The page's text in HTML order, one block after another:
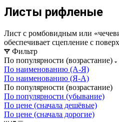
Листы рифленые
Лист с ромбовидным или
обеспечивает сцепление с
Фильтр
По популярности (возрастание)
По наименованию (А-Я)
По наименованию (Я-А)
По популярности (возрастание)
По популярности (убывание)
По цене (сначала дешёвые)
По цене (сначала дорогие)